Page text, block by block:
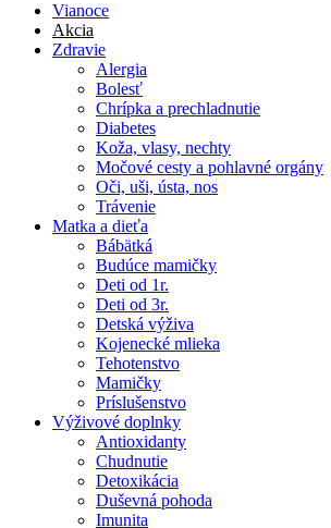
Vianoce
Akcia
Zdravie
Alergia
Bolesť
Chrípka a prechladnutie
Diabetes
Koža, vlasy, nechty
Močové cesty a pohlavné orgány
Oči, uši, ústa, nos
Trávenie
Matka a dieťa
Bábätká
Budúce mamičky
Deti od 1r.
Deti od 3r.
Detská výživa
Kojenecké mlieka
Tehotenstvo
Mamičky
Príslušenstvo
Výživové doplnky
Antioxidanty
Chudnutie
Detoxikácia
Duševná pohoda
Imunita